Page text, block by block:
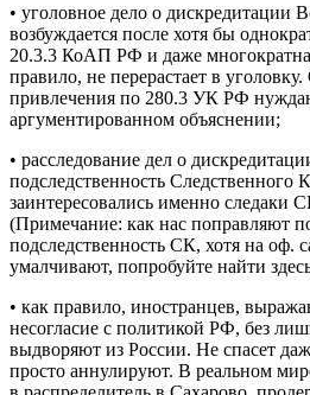
• уголовное дело о
возбуждается после хотя бы
20.3.3 КоАП РФ и даже
правило, не перерастает в уголовку.
привлечения по 280.3 УК РФ
аргументированном объяснении;
• расследование дел о
подследственность Следственного
заинтересовались именно следаки
(Примечание: как нас поправляют
подследственность СК, хотя на оф.
умалчивают, попробуйте найти
• как правило, иностранцев,
несогласие с политикой РФ, без
выдворяют из России. Не спасет
просто аннулируют. В реальном